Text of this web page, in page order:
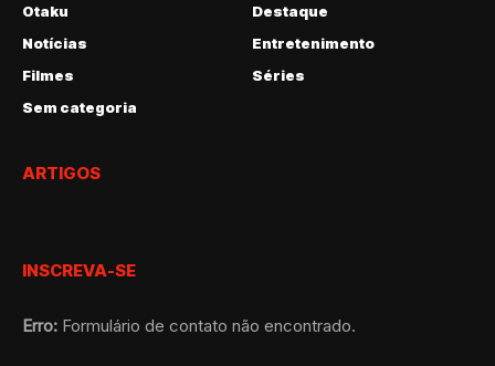
Otaku
Destaque
Notícias
Entretenimento
Filmes
Séries
Sem categoria
ARTIGOS
INSCREVA-SE
Erro: Formulário de contato não encontrado.